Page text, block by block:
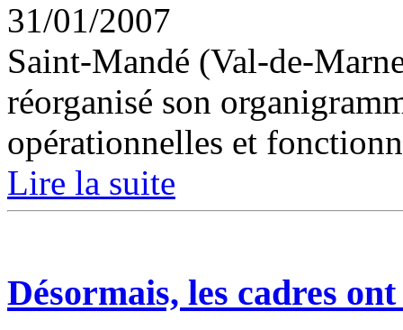
31/01/2007
Saint-Mandé (Val-de-
réorganisé son
opérationnelles et
Lire la suite
Désormais, les cadres